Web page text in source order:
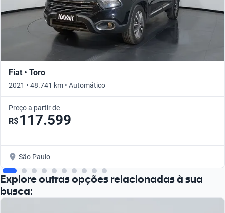
Fiat • Toro
2021 • 48.741 km • Automático
Preço a partir de
R$ 117.599
São Paulo
Explore outras opções relacionadas à sua
busca: